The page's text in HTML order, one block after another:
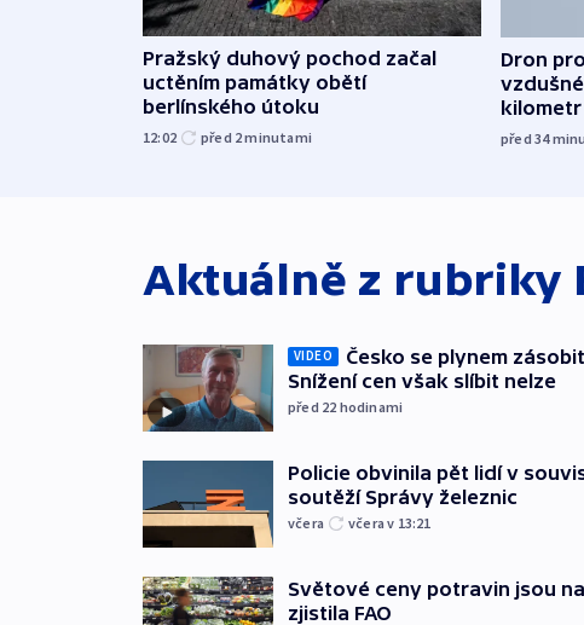
Pražský duhový pochod začal
uctěním památky obětí
berlínského útoku
12:02 před 2minutami
Dron
před 34
Aktuálně z rubriky
VIDEO
Česko se plynem
Snížení cen však slíbit nelze
před 22 hodinami
Policie obvinila pět lidí v
soutěží Správy železnic
včera včera v 13:21
Světové ceny potravin jsou
zjistila FAO